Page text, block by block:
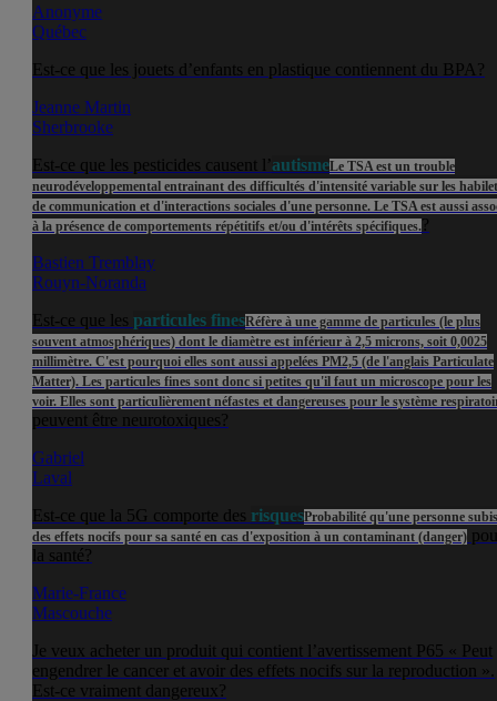
Anonyme
Québec
Est-ce que les jouets d’enfants en plastique contiennent du BPA?
Jeanne Martin
Sherbrooke
Est-ce que les pesticides causent l’autismeLe TSA est un trouble
neurodéveloppemental entrainant des difficultés d'intensité variable sur les
de communication et d'interactions sociales d'une personne. Le TSA est aussi
à la présence de comportements répétitifs et/ou d'intérêts spécifiques. ?
Bastien Tremblay
Rouyn-Noranda
Est-ce que les particules finesRéfère à une gamme de particules (le plus
souvent atmosphériques) dont le diamètre est inférieur à 2,5 microns, soit 0,0025
millimètre. C'est pourquoi elles sont aussi appelées PM2,5 (de l'anglais Particulate
Matter). Les particules fines sont donc si petites qu'il faut un microscope pour les
voir. Elles sont particulièrement néfastes et dangereuses pour le système
peuvent être neurotoxiques?
Gabriel
Laval
Est-ce que la 5G comporte des risquesProbabilité qu'une personne
des effets nocifs pour sa santé en cas d'exposition à un contaminant (danger)
la santé?
Marie-France
Mascouche
Je veux acheter un produit qui contient l’avertissement P65 « Peut
engendrer le cancer et avoir des effets nocifs sur la reproduction ».
Est-ce vraiment dangereux?